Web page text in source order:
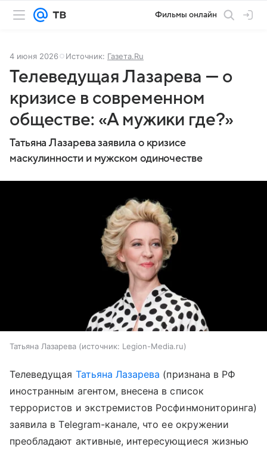
Фильмы онлайн
4 июня 2026 Источник: Газета.Ru
Телеведущая Лазарева — о
кризисе в современном
обществе: «А мужики где?»
Татьяна Лазарева заявила о кризисе
маскулинности и мужском одиночестве
Татьяна Лазарева источник: Legion-Media.ru
Телеведущая Татьяна Лазарева (признана в РФ
иностранным агентом, внесена в список
террористов и экстремистов Росфинмониторинга)
заявила в Telegram-канале, что ее окружении
преобладают активные, интересующиеся жизнью